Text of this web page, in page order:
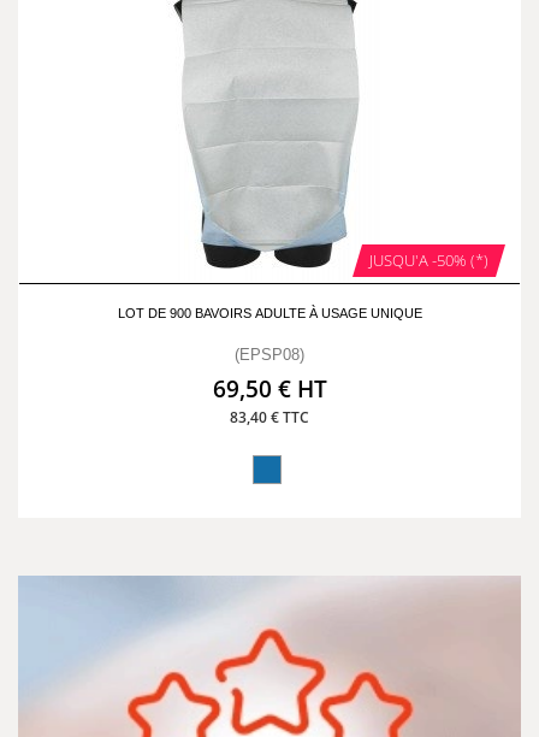
JUSQU'A -50% (*)
LOT DE 900 BAVOIRS ADULTE À USAGE UNIQUE
(EPSP08)
69,50 € HT
83,40 € TTC